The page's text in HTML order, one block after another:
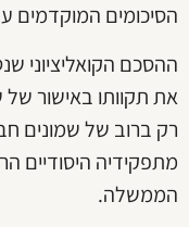
הסיכומים המוקדמים
ההסכם הקואליציוני
רק ברוב של שמונים
מתפקידיה היסודיים
הממשלה.